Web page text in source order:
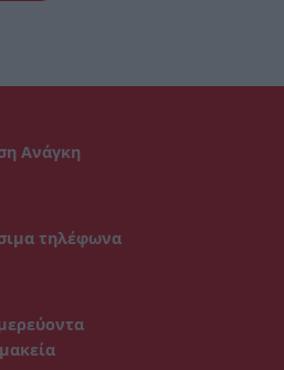
Ανάγκη
τηλέφωνα